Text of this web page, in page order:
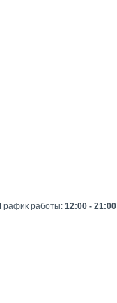
График работы:12:00 - 21:00